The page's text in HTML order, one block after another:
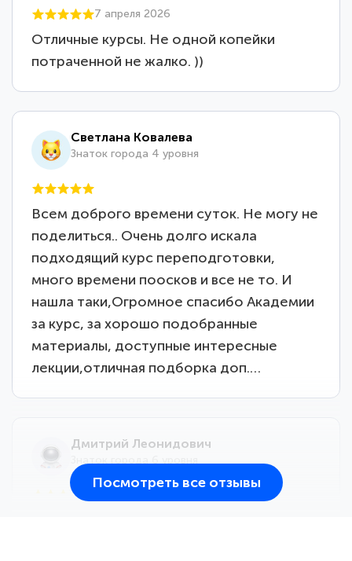
7 апреля 2026
Отличные курсы. Не одной копейки
потраченной не жалко. ))
Светлана Ковалева
Знаток города 4 уровня
Всем доброго времени суток. Не могу не
поделиться.. Очень долго искала
подходящий курс переподготовки,
много времени поосков и все не то. И
нашла таки,Огромное спасибо Академии
за курс, за хорошо подобранные
материалы, доступные интересные
лекции,отличная подборка доп.…
Дмитрий Леонидович
Посмотреть все отзывы